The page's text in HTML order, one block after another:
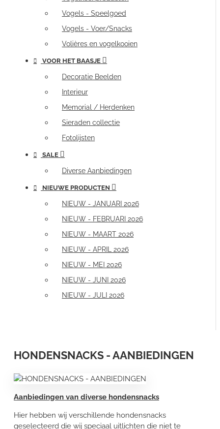
Vogels - Speelgoed
Vogels - Voer/Snacks
Volières en vogelkooien
VOOR HET BAASJE
Decoratie Beelden
Interieur
Memorial / Herdenken
Sieraden collectie
Fotolijsten
SALE
Diverse Aanbiedingen
NIEUWE PRODUCTEN
NIEUW - JANUARI 2026
NIEUW - FEBRUARI 2026
NIEUW - MAART 2026
NIEUW - APRIL 2026
NIEUW - MEI 2026
NIEUW - JUNI 2026
NIEUW - JULI 2026
HONDENSNACKS - AANBIEDINGEN
Aanbiedingen van diverse hondensnacks
Hier hebben wij verschillende hondensnacks
geselecteerd die wij speciaal uitlichten die niet te